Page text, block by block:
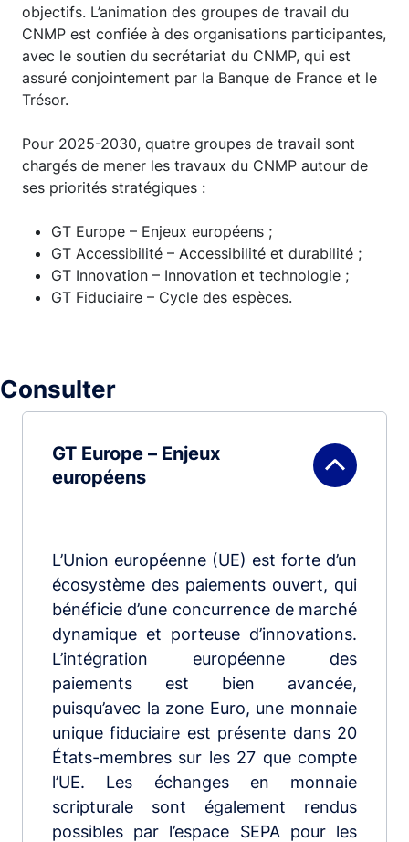
objectifs. L’animation des groupes de travail du
CNMP est confiée à des organisations participantes,
avec le soutien du secrétariat du CNMP, qui est
assuré conjointement par la Banque de France et le
Trésor.
Pour 2025-2030, quatre groupes de travail sont
chargés de mener les travaux du CNMP autour de
ses priorités stratégiques :
GT Europe – Enjeux européens ;
GT Accessibilité – Accessibilité et durabilité ;
GT Innovation – Innovation et technologie ;
GT Fiduciaire – Cycle des espèces.
Consulter
GT Europe – Enjeux
européens
L’Union européenne (UE) est forte d’un
écosystème des paiements ouvert, qui
bénéficie d’une concurrence de marché
dynamique et porteuse d’innovations.
L’intégration européenne des
paiements est bien avancée,
puisqu’avec la zone Euro, une monnaie
unique fiduciaire est présente dans 20
États-membres sur les 27 que compte
l’UE. Les échanges en monnaie
scripturale sont également rendus
possibles par l’espace SEPA pour les